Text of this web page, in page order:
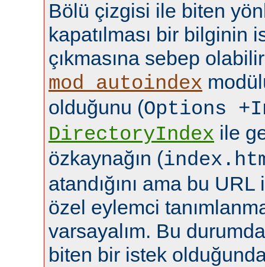
Bölü çizgisi ile biten
kapatılması bir bilginin
çıkmasına sebep
mod_autoindex
olduğunu (Options
DirectoryIndex ile
özkaynağın (
atandığını ama bu
özel eylemci
varsayalım. Bu
biten bir istek